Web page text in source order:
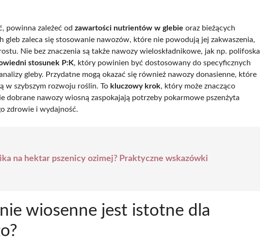
powinna zależeć od zawartości nutrientów w glebie oraz bieżących
gleb zaleca się stosowanie nawozów, które nie powodują jej zakwaszenia,
Nie bez znaczenia są także nawozy wieloskładnikowe, jak np. polifoska
stosunek P:K, który powinien być dostosowany do specyficznych
gleby. Przydatne mogą okazać się również nawozy donasienne, które
w szybszym rozwoju roślin. To kluczowy krok, który może znacząco
dobrane nawozy wiosną zaspokajają potrzeby pokarmowe pszenżyta
zdrowie i wydajność.
na hektar pszenicy ozimej? Praktyczne wskazówki
wiosenne jest istotne dla